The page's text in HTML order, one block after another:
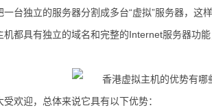
台独立的服务器分割成多台“虚拟”服务器，这
都具有独立的域名和完整的Internet服务器功
欢迎，总体来说它具有以下优势：